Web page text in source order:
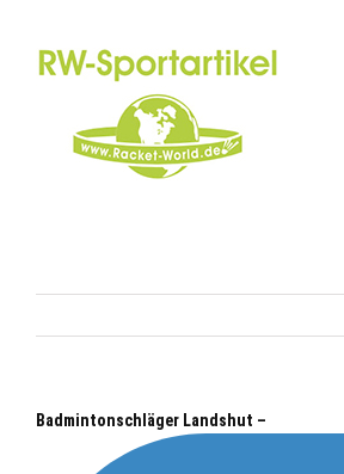
springen
Badmintonschläger Landshut –